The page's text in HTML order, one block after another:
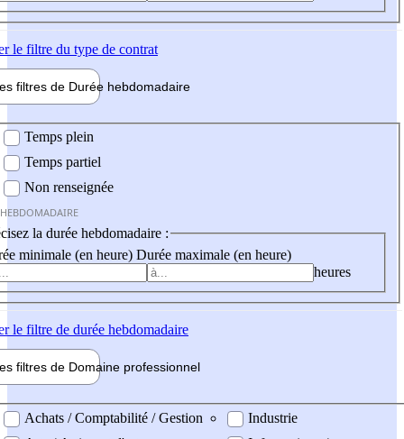
le filtre du type de contrat
filtres de Durée hebdomadaire
Temps plein
Temps partiel
Non renseignée
la durée hebdomadaire :
minimale (en heure) Durée maximale (en heure)
heures
le filtre de durée hebdomadaire
filtres de Domaine professionnel
professionel
Achats / Comptabilité / Gestion
Industrie